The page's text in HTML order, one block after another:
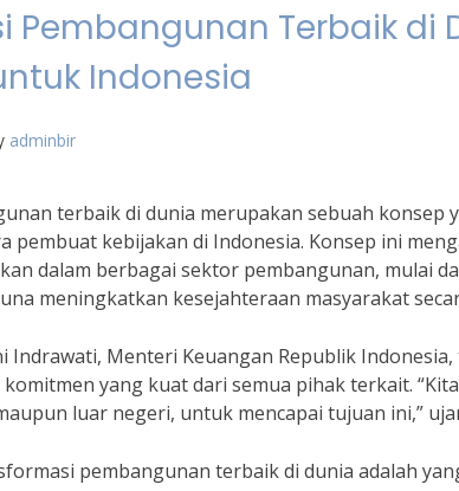
Pembangunan Terbaik di
Indonesia
adminbir
terbaik di dunia merupakan sebuah konsep
pembuat kebijakan di Indonesia. Konsep ini
dalam berbagai sektor pembangunan, mulai
meningkatkan kesejahteraan masyarakat
Indrawati, Menteri Keuangan Republik
yang kuat dari semua pihak terkait.
luar negeri, untuk mencapai tujuan ini,”
pembangunan terbaik di dunia adalah